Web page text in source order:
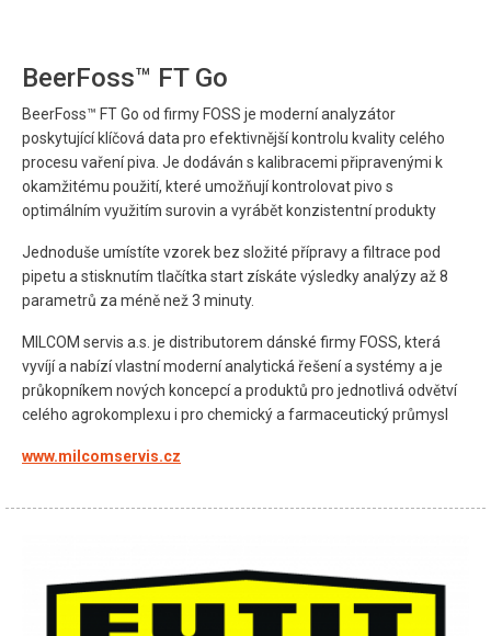
BeerFoss™ FT Go
BeerFoss™ FT Go od firmy FOSS je moderní analyzátor
poskytující klíčová data pro efektivnější kontrolu kvality celého
procesu vaření piva. Je dodáván s kalibracemi připravenými k
okamžitému použití, které umožňují kontrolovat pivo s
optimálním využitím surovin a vyrábět konzistentní produkty
Jednoduše umístíte vzorek bez složité přípravy a filtrace pod
pipetu a stisknutím tlačítka start získáte výsledky analýzy až 8
parametrů za méně než 3 minuty.
MILCOM servis a.s. je distributorem dánské firmy FOSS, která
vyvíjí a nabízí vlastní moderní analytická řešení a systémy a je
průkopníkem nových koncepcí a produktů pro jednotlivá odvětví
celého agrokomplexu i pro chemický a farmaceutický průmysl
www.milcomservis.cz